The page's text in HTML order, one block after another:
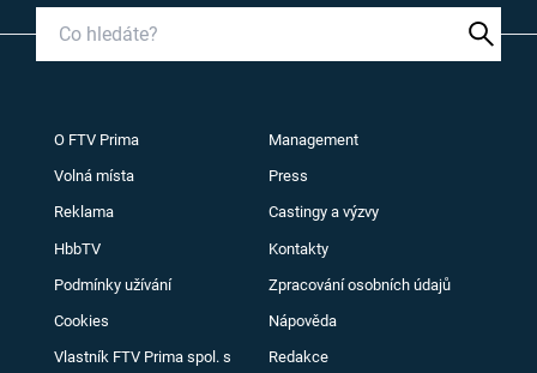
O FTV Prima Management
Volná místa Press
Reklama Castingy a výzvy
HbbTV Kontakty
Podmínky užívání Zpracování osobních údajů
Cookies Nápověda
Vlastník FTV Prima spol. s
Redakce